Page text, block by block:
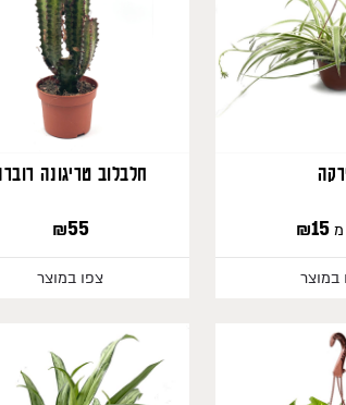
15
₪
במוצר
חלבלוב טריגונה
55
₪
צפו במוצר